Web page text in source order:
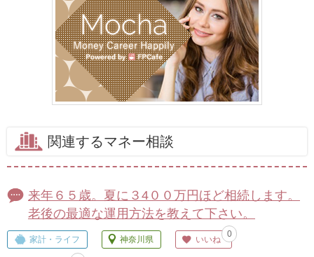
関連するマネー相談
来年６５歳。夏に３4００万円ほど相続します。
老後の最適な運用方法を教えて下さい。
家計・ライフ 神奈川県 いいね
0